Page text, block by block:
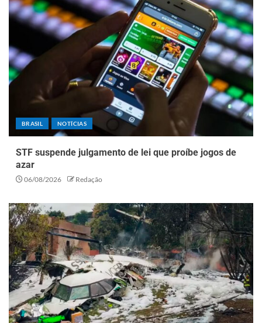
BRASIL NOTÍCIAS
STF suspende julgamento de lei que proíbe jogos de
azar
06/08/2026 Redação